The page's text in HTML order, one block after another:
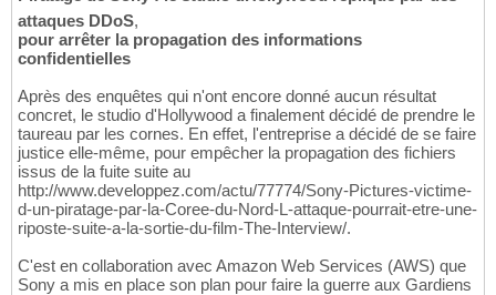
attaques DDoS,
pour arrêter la propagation des informations
confidentielles
Après des enquêtes qui n'ont encore donné aucun résultat
concret, le studio d'Hollywood a finalement décidé de prendre le
taureau par les cornes. En effet, l'entreprise a décidé de se faire
justice elle-même, pour empêcher la propagation des fichiers
issus de la fuite suite au
http://www.developpez.com/actu/77774/Sony-Pictures-victime-
d-un-piratage-par-la-Coree-du-Nord-L-attaque-pourrait-etre-une-
riposte-suite-a-la-sortie-du-film-The-Interview/.
C'est en collaboration avec Amazon Web Services (AWS) que
Sony a mis en place son plan pour faire la guerre aux Gardiens